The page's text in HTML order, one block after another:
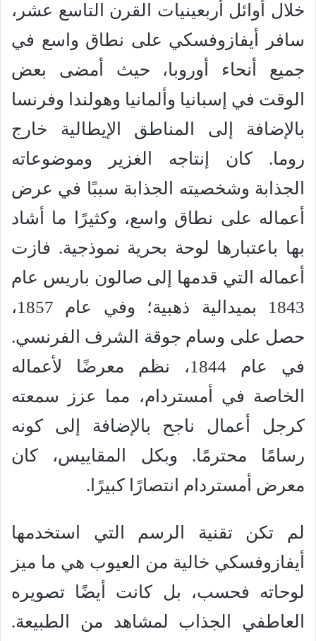
خلال أوائل أربعينيات القرن التاسع عشر،
سافر أيفازوفسكي على نطاق واسع في
جميع أنحاء أوروبا، حيث أمضى بعض
الوقت في إسبانيا وألمانيا وهولندا وفرنسا
بالإضافة إلى المناطق الإيطالية خارج
روما. كان إنتاجه الغزير وموضوعاته
الجذابة وشخصيته الجذابة سببًا في عرض
أعماله على نطاق واسع، وكثيرًا ما أشاد
بها باعتبارها لوحة بحرية نموذجية. فازت
أعماله التي قدمها إلى صالون باريس عام
1843 بميدالية ذهبية؛ وفي عام 1857،
حصل على وسام جوقة الشرف الفرنسي.
في عام 1844، نظم معرضًا لأعماله
الخاصة في أمستردام، مما عزز سمعته
كرجل أعمال ناجح بالإضافة إلى كونه
رسامًا محترمًا. وبكل المقاييس، كان
معرض أمستردام انتصارًا كبيرًا.
لم تكن تقنية الرسم التي استخدمها
أيفازوفسكي خالية من العيوب هي ما ميز
لوحاته فحسب، بل كانت أيضًا تصويره
العاطفي الجذاب لمشاهد من الطبيعة.